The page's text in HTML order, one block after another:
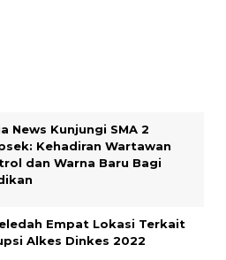
News Kunjungi SMA 2
Kehadiran Wartawan
dan Warna Baru Bagi
Empat Lokasi Terkait
Alkes Dinkes 2022